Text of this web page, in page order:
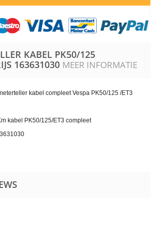
KABEL PK50/125
163631030 MEER INFORMATIE
kabel compleet Vespa PK50/125 /ET3
kabel PK50/125/ET3 compleet